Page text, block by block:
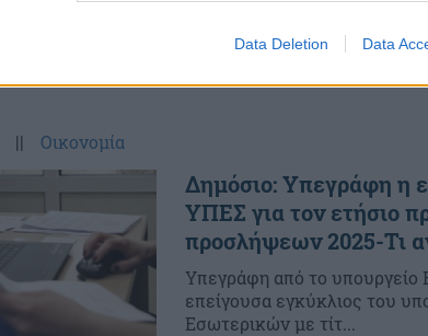
Data Deletion Data
|| Οικονομία
Δημόσιο: Υπεγράφη η
ΥΠΕΣ για τον ετήσιο
προσλήψεων 2025-Τι
Yπεγράφη από το υπουργείο
επείγουσα εγκύκλιος του
Εσωτερικών με τίτ...